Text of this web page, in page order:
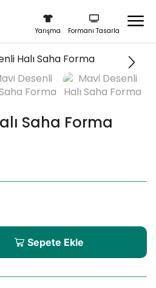
Yarışma Formanı Tasarla
Saha Forma
Sepete Ekle